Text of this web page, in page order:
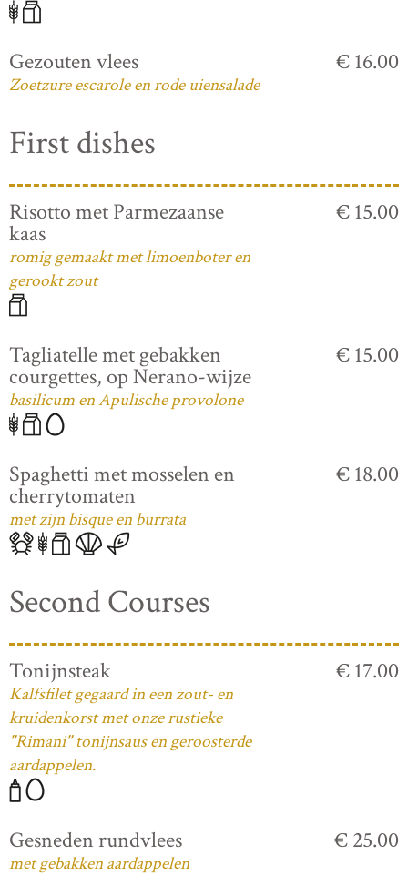
Gezouten vlees
Zoetzure escarole en rode uiensalade
€ 16.00
First dishes
Risotto met Parmezaanse
kaas
romig gemaakt met limoenboter en
gerookt zout
€ 15.00
Tagliatelle met gebakken
courgettes, op Nerano-wijze
basilicum en Apulische provolone
€ 15.00
Spaghetti met mosselen en
cherrytomaten
met zijn bisque en burrata
€ 18.00
Second Courses
Tonijnsteak
Kalfsfilet gegaard in een zout- en
kruidenkorst met onze rustieke
"Rimani" tonijnsaus en geroosterde
aardappelen.
€ 17.00
Gesneden rundvlees
met gebakken aardappelen
€ 25.00